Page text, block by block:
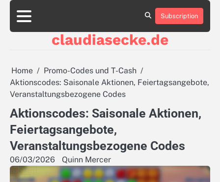
Skip
content
About
Contact
Cookie
Privacy
Sitemap
Terms
Conditions
Subscription
claudiasecke.de
Home
Promo-Codes und T-Cash
Aktionscodes: Saisonale Aktionen, Feiertagsangebote,
Veranstaltungsbezogene Codes
Aktionscodes: Saisonale Aktionen,
Feiertagsangebote,
Veranstaltungsbezogene Codes
06/03/2026 Quinn Mercer